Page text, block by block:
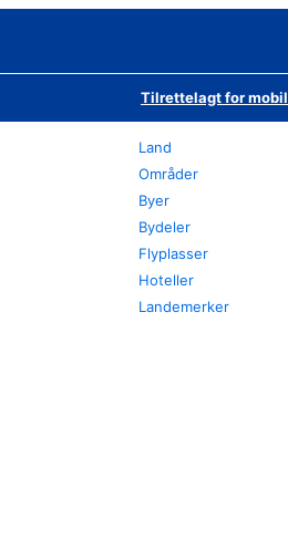
Tilrettelagt for mobil
Land
Områder
Byer
Bydeler
Flyplasser
Hoteller
Landemerker